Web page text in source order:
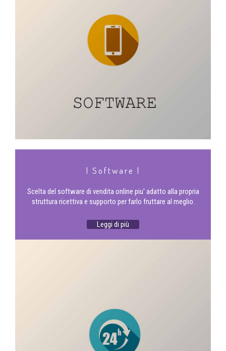
| Software |
Scelta del software di vendita online piu' adatto alla propria
struttura ricettiva e supporto per farlo fruttare al meglio.
Leggi di più